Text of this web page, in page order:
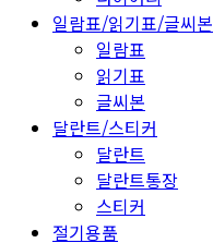
일람표/읽기표/글씨본
일람표
읽기표
글씨본
달란트/스티커
달란트
달란트통장
스티커
절기용품